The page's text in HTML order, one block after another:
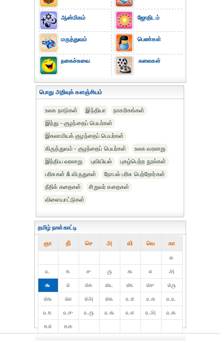
ஆன்மிகம்
மருத்துவம்
நகைச்சுவை
ஜோதிடம்
பெண்கள்
கலைகள்
பொது அறிவுக் களஞ்சியம்
உலக நாடுகள் இந்தியா
நாகரிகங்கள்
இந்து - குழந்தைப் பெயர்கள்
இசுலாமியக் குழந்தைப் பெயர்கள்
கிருத்துவம் - குழந்தைப் பெயர்கள்
உலக வரலாறு
இந்திய வரலாறு
புவியியல்
புகழ்பெற்ற நூல்கள்
பரிசுகள் & விருதுகள்
நோபல் பரிசு‎ பெற்றோர்‎கள்
நீதிக் கதைகள்
சிறுவர் கதைகள்
விளையாட்டுகள்
தமிழ் நாள்காட்டி
ஞா தி் செ அ வி வெ கா
௧
௨
௩ ௪ ௫ ௬ ௭
௮
௯
௰ ௰௧ ௰௨ ௰௩ ௰௪
௰௫
௰௬
௰௭ ௰௮ ௰௯ ௨௰ ௨௧
௨௨
௨௩
௨௪ ௨௫ ௨௬ ௨௭ ௨௮
௨௯
௩௰
௩௧